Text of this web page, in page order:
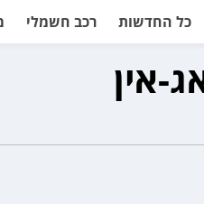
כל החדשות רכב חשמלי